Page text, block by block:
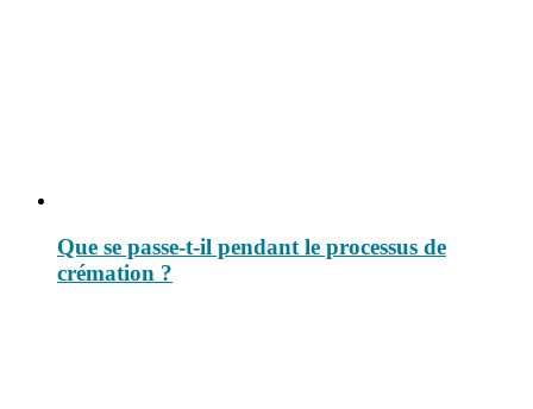
Que se passe-t-il pendant le processus de
crémation ?